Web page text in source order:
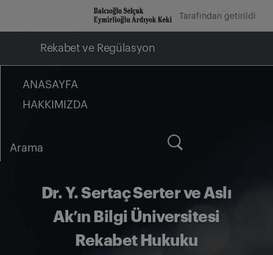
geç
Tarafından getirildi
Rekabet ve Regülasyon
ANASAYFA
HAKKIMIZDA
for:
Dr. Y. Sertaç Serter ve Aslı
Ak’ın Bilgi Üniversitesi
Rekabet Hukuku